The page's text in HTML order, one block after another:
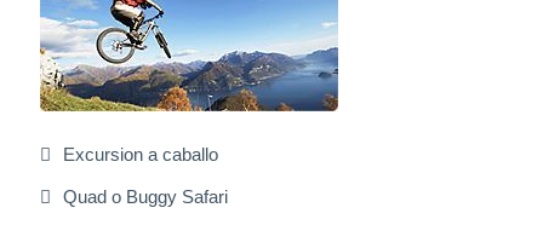
Excursion a caballo
Quad o Buggy Safari